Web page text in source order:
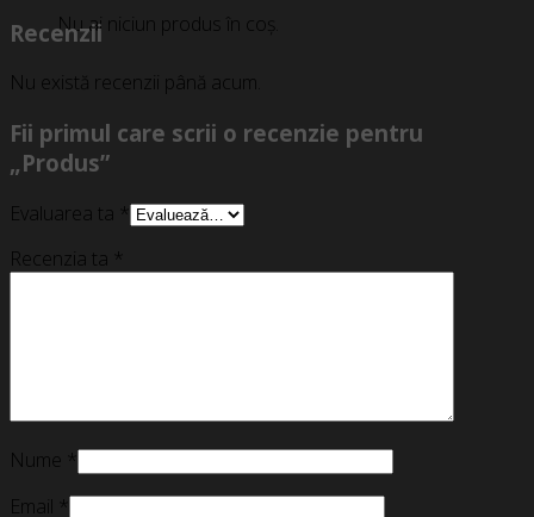
Nu ai niciun produs în coș.
Recenzii
Nu există recenzii până acum.
Fii primul care scrii o recenzie pentru
„Produs”
Evaluarea ta *
Recenzia ta *
Nume *
Email *